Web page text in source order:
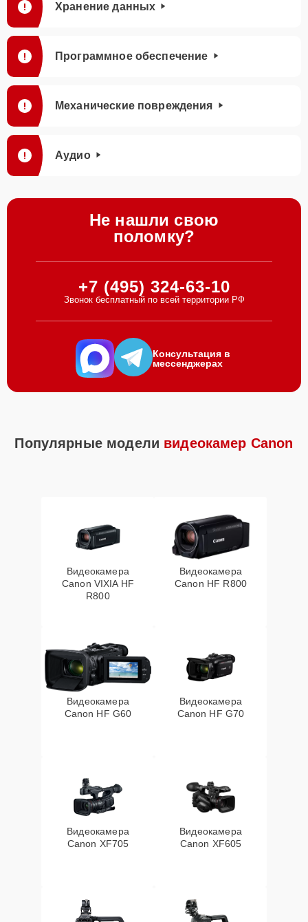
Хранение данных
Программное обеспечение
Механические повреждения
Аудио
Не нашли свою
поломку?
+7 (495) 324-63-10
Звонок бесплатный по всей территории РФ
Консультация в
мессенджерах
Популярные модели видеокамер Canon
Видеокамера
Canon VIXIA HF
R800
Видеокамера
Canon HF R800
Видеокамера
Canon HF G60
Видеокамера
Canon HF G70
Видеокамера
Canon XF705
Видеокамера
Canon XF605